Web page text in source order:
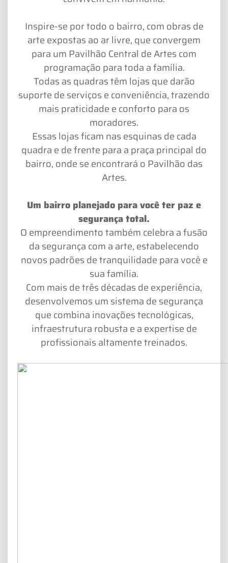
Inspire-se por todo o bairro, com obras de
arte expostas ao ar livre, que convergem
para um Pavilhão Central de Artes com
programação para toda a família.
Todas as quadras têm lojas que darão
suporte de serviços e conveniência, trazendo
mais praticidade e conforto para os
moradores.
Essas lojas ficam nas esquinas de cada
quadra e de frente para a praça principal do
bairro, onde se encontrará o Pavilhão das
Artes.
Um bairro planejado para você ter paz e
segurança total.
O empreendimento também celebra a fusão
da segurança com a arte, estabelecendo
novos padrões de tranquilidade para você e
sua família.
Com mais de três décadas de experiência,
desenvolvemos um sistema de segurança
que combina inovações tecnológicas,
infraestrutura robusta e a expertise de
profissionais altamente treinados.